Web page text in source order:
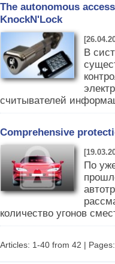
The autonomous
KnockN'Lock
В
считывателей
Comprehensive
По
количество угонов
Articles: 1-40 from 42 | Pages: